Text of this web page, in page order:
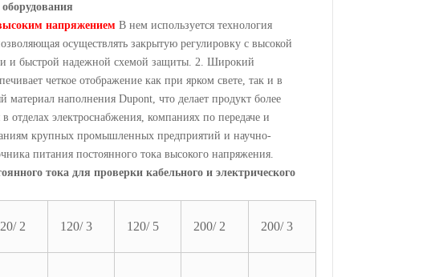
напряжением В нем используется технология
осуществлять закрытую регулировку с высокой
и быстрой надежной схемой защиты. 2. Широкий
четкое отображение как при ярком свете, так и в
наполнения Dupont, что делает продукт более
электроснабжения, компаниях по передаче и
крупных промышленных предприятий и научно-
питания постоянного тока высокого напряжения.
тока для проверки кабельного и электрического
2 120/ 3 120/ 5 200/ 2 200/ 3